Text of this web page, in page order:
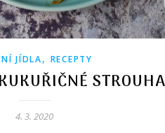
JÍDLA, RECEPTY
4. 3. 2020